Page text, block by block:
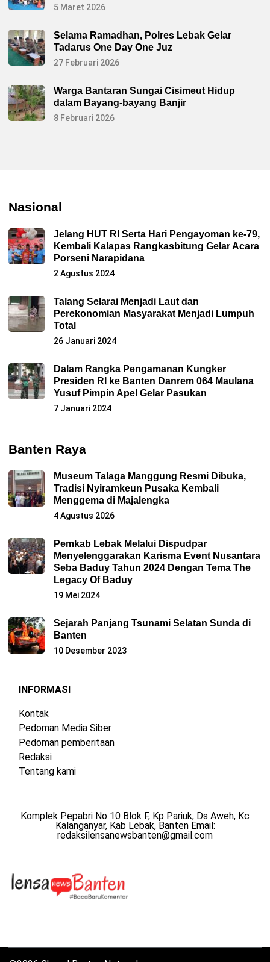
5 Maret 2026
Selama Ramadhan, Polres Lebak Gelar
Tadarus One Day One Juz
27 Februari 2026
Warga Bantaran Sungai Cisimeut Hidup
dalam Bayang-bayang Banjir
8 Februari 2026
Nasional
Jelang HUT RI Serta Hari Pengayoman ke-79,
Kembali Kalapas Rangkasbitung Gelar Acara
Porseni Narapidana
2 Agustus 2024
Talang Selarai Menjadi Laut dan
Perekonomian Masyarakat Menjadi Lumpuh
Total
26 Januari 2024
Dalam Rangka Pengamanan Kungker
Presiden RI ke Banten Danrem 064 Maulana
Yusuf Pimpin Apel Gelar Pasukan
7 Januari 2024
Banten Raya
Museum Talaga Manggung Resmi Dibuka,
Tradisi Nyiramkeun Pusaka Kembali
Menggema di Majalengka
4 Agustus 2026
Pemkab Lebak Melalui Dispudpar
Menyelenggarakan Karisma Event Nusantara
Seba Baduy Tahun 2024 Dengan Tema The
Legacy Of Baduy
19 Mei 2024
Sejarah Panjang Tsunami Selatan Sunda di
Banten
10 Desember 2023
INFORMASI
Kontak
Pedoman Media Siber
Pedoman pemberitaan
Redaksi
Tentang kami
Komplek Pepabri No 10 Blok F, Kp Pariuk, Ds Aweh, Kc
Kalanganyar, Kab Lebak, Banten Email:
redaksilensanewsbanten@gmail.com